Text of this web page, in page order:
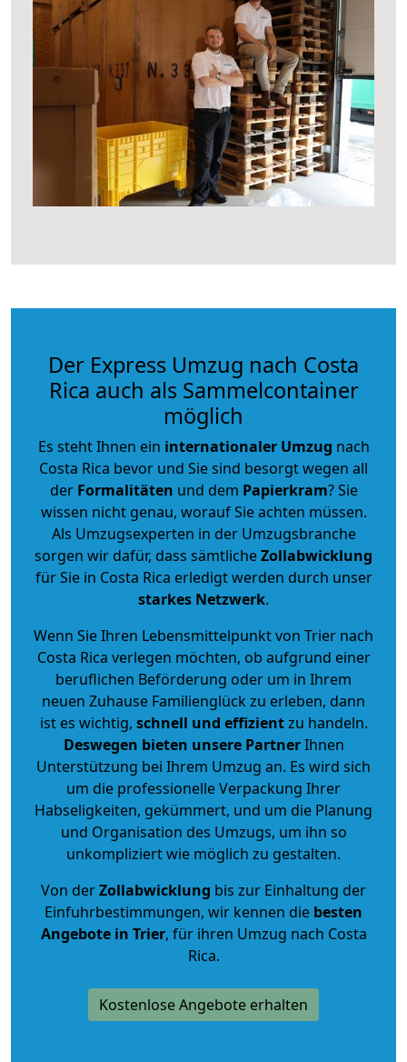
Der Express Umzug nach Costa
Rica auch als Sammelcontainer
möglich
Es steht Ihnen ein internationaler Umzug nach
Costa Rica bevor und Sie sind besorgt wegen all
der Formalitäten und dem Papierkram? Sie
wissen nicht genau, worauf Sie achten müssen.
Als Umzugsexperten in der Umzugsbranche
sorgen wir dafür, dass sämtlicheZollabwicklung
für Sie in Costa Rica erledigt werden durch unser
starkes Netzwerk.
Wenn Sie Ihren Lebensmittelpunkt von Trier nach
Costa Rica verlegen möchten, ob aufgrund einer
beruflichen Beförderung oder um in Ihrem
neuen Zuhause Familienglück zu erleben, dann
ist es wichtig, schnell und effizientzu handeln.
Deswegen bieten unsere PartnerIhnen
Unterstützung bei Ihrem Umzug an. Es wird sich
um die professionelle Verpackung Ihrer
Habseligkeiten, gekümmert, und um die Planung
und Organisation des Umzugs, um ihn so
unkompliziert wie möglich zu gestalten.
Von derZollabwicklung bis zur Einhaltung der
Einfuhrbestimmungen, wir kennen die besten
Angebote in Trier, für ihren Umzug nach Costa
Rica.
Kostenlose Angebote erhalten